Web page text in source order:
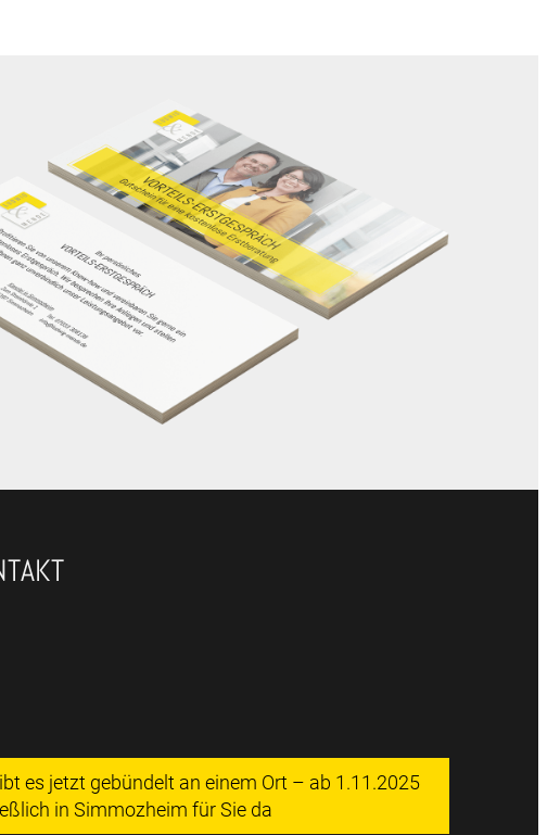
es jetzt gebündelt an einem Ort – ab 1.11.2025
in Simmozheim für Sie da